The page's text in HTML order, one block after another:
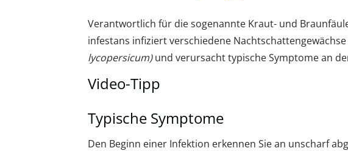
Verantwortlich für die sogenannte Kraut- und
infestans infiziert verschiedene
lycopersicum)und verursacht typische Symptome an
Video-Tipp
Typische Symptome
Den Beginn einer Infektion erkennen Sie an unscharf